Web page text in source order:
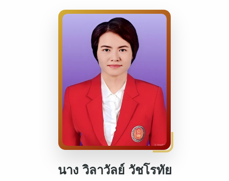
นาง วิลาวัลย์ วัชโรทัย